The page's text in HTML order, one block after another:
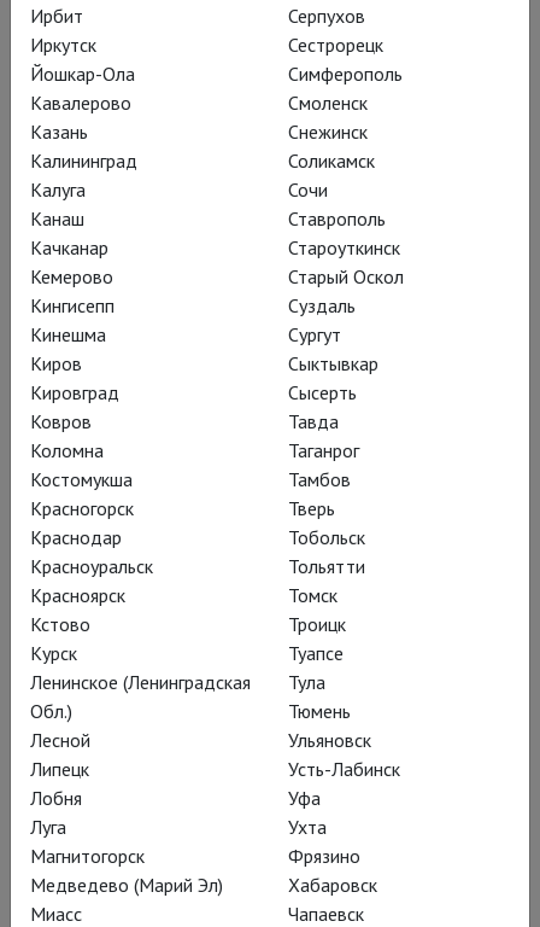
Их выступления нередко больше напоминают
священнодействие и перформанс, чем просто
блестящую интерпретацию музыки, и неизменно
становятся яркими событиями в музыкальной
жизни.
TheatreHD собрал лучшие концерты
musicAeterna:
«Реквием Моцарта», снятый на
Зальцбургском фестивале; атмосферную запись
в древнем дельфийском амфитеатре «Курентзис
и Саша Вальц: Бетховен, Симфония № 7»,
грандиозный концерт «Курентзис: Малер,
Симфония № 5» и другие.
Ирбит
Иркутск
Йошкар-Ола
Кавалерово
Казань
Калининград
Калуга
Канаш
Качканар
Кемерово
Кингисепп
Кинешма
Киров
Кировград
Ковров
Коломна
Костомукша
Красногорск
Краснодар
Красноуральск
Красноярск
Кстово
Курск
Ленинское (Ленинградская
Обл.)
Лесной
Липецк
Лобня
Луга
Магнитогорск
Медведево (Марий Эл)
Миасс
Серпухов
Сестрорецк
Симферополь
Смоленск
Снежинск
Соликамск
Сочи
Ставрополь
Староуткинск
Старый Оскол
Суздаль
Сургут
Сыктывкар
Сысерть
Тавда
Таганрог
Тамбов
Тверь
Тобольск
Тольятти
Томск
Троицк
Туапсе
Тула
Тюмень
Ульяновск
Усть-Лабинск
Уфа
Ухта
Фрязино
Хабаровск
Чапаевск